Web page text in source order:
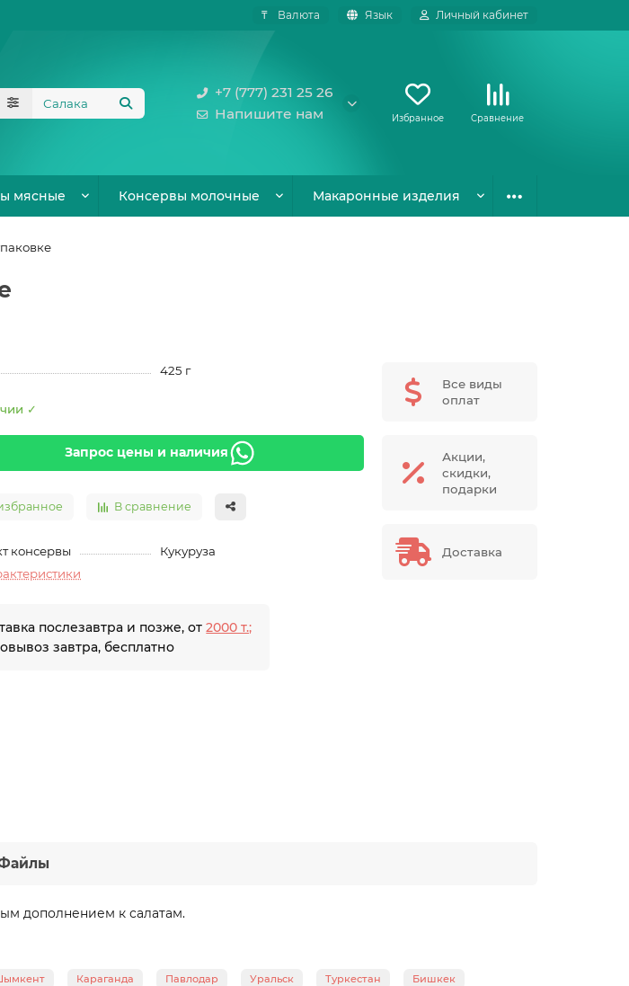
₸ Валюта Язык Личный кабинет
+7 (777) 231 25 26
Напишите нам
Избранное Сравнение
мясные Консервы молочные Макаронные изделия
425 г
✓
Запрос цены и наличия
В сравнение
консервы
Кукуруза
послезавтра и позже, от2000 т.;
завтра, бесплатно
Все виды
оплат
Акции,
скидки,
подарки
Доставка
дополнением к салатам.
Караганда Павлодар Уральск Туркестан Бишкек